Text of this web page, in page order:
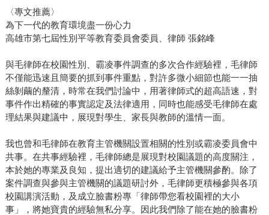
〈專文推薦〉
為下一代的教育環境盡一份心力
高雄市第七屆性別平等教育委員會委員、律師 張銘峰
與毛律師在校園性別、霸凌事件調查的多次合作經驗裡，毛律師
不僅能迅速且簡要的抓到事件重點，對許多微小細節也能一一抽
絲剝繭的釐清，時常在我們討論中，用著律師式的超高語速，對
事件作出精確的事實認定及法律適用，同時也能感受毛律師在處
理結果與建議中，展現對學生、家長與教師的溫情一面。
我也曾和毛律師在教育主管機關設置相關的性別或霸凌委員會中
共事。在共事經驗裡，毛律師總是展現對校園議題的高度關注，
本於她的專業及良知，提出適切的建議給予主管機關參酌。除了
案件調查與參與主管機關的議題研討外，毛律師更積極參與各項
校園講演活動，及成立臉書粉專「律師帶您看校園裡的大小
事」，將她寶貴的經驗無私分享。因此我們除了能在她的臉書粉